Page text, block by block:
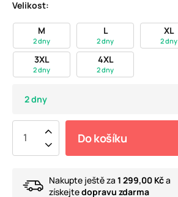
Velikost:
M
2 dny
L
2 dny
XL
2 dny
3XL
2 dny
4XL
2 dny
2 dny
Do košíku
Nakupte ještě za 1 299,00 Kča
získejtedopravu zdarma